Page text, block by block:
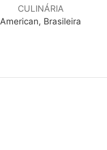
CULINÁRIA
American, Brasileira